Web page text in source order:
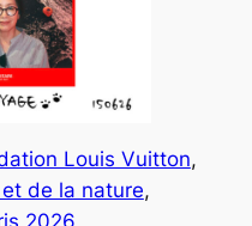
Louis Vuitton
de la nature
2026